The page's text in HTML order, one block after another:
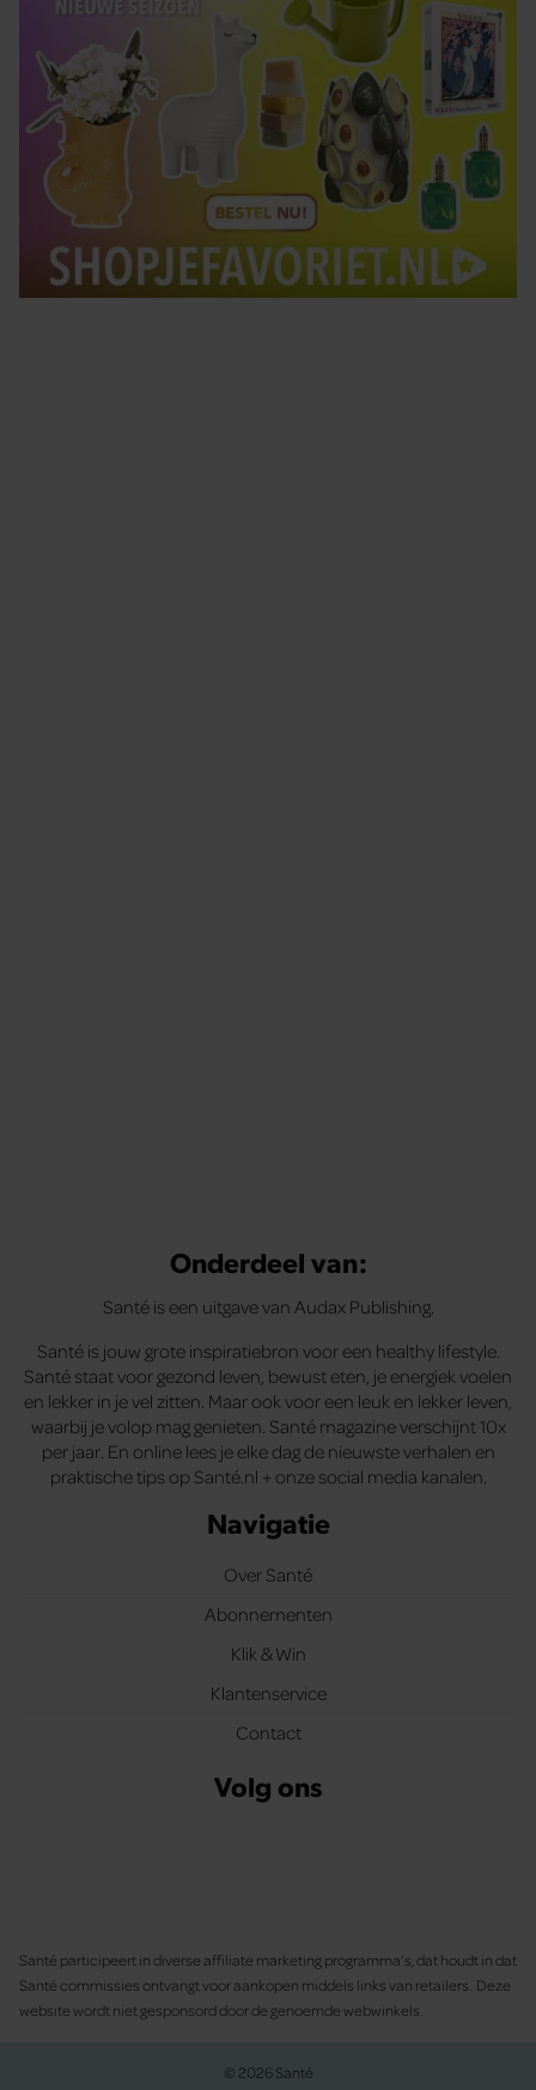
Onderdeel van:
Santé is een uitgave van Audax Publishing.
Santé is jouw grote inspiratiebron voor een healthy lifestyle.
Santé staat voor gezond leven, bewust eten, je energiek voelen
en lekker in je vel zitten. Maar ook voor een leuk en lekker leven,
waarbij je volop mag genieten. Santé magazine verschijnt 10x
per jaar. En online lees je elke dag de nieuwste verhalen en
praktische tips op Santé.nl + onze social media kanalen.
Navigatie
Over Santé
Abonnementen
Klik & Win
Klantenservice
Contact
Volg ons
Santé participeert in diverse affiliate marketing programma’s, dat houdt in dat
Santé commissies ontvangt voor aankopen middels links van retailers. Deze
website wordt niet gesponsord door de genoemde webwinkels.
© 2026 Santé